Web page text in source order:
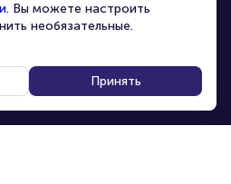
| Нижний Новгород
Все права защищены
. Вы можете настроить
необязательные.
Принять